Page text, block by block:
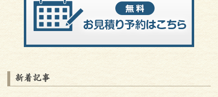
新着記事